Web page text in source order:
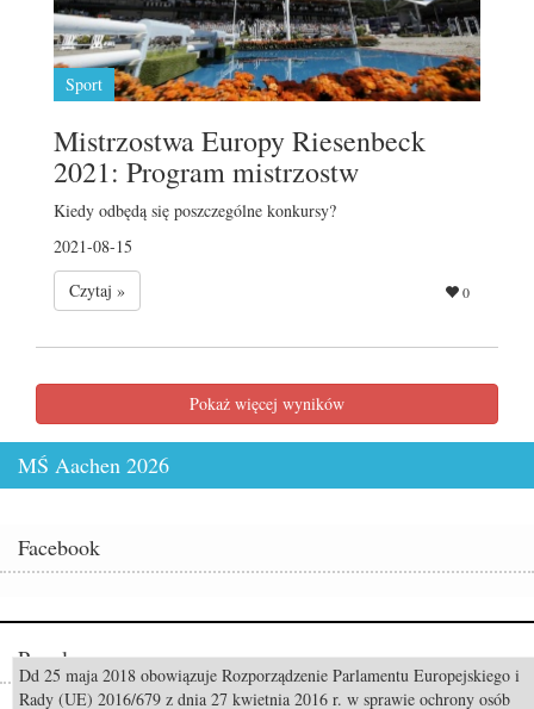
Sport
Mistrzostwa Europy Riesenbeck
2021: Program mistrzostw
Kiedy odbędą się poszczególne konkursy?
2021-08-15
Czytaj »
0
Pokaż więcej wyników
MŚ Aachen 2026
Facebook
Popularne
Dd 25 maja 2018 obowiązuje Rozporządzenie Parlamentu Europejskiego i
Rady (UE) 2016/679 z dnia 27 kwietnia 2016 r. w sprawie ochrony osób